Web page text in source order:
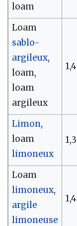
loam
Loam
sablo-
argileux,
loam,
loam
argileux
1,4
Limon,
loam
limoneux
1,3
Loam
limoneux,
argile
limoneuse
1,4